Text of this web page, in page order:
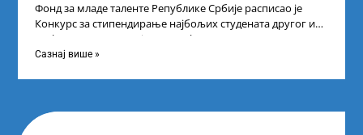
Фонд за младе таленте Републике Србије расписао је
Конкурс за стипендирање најбољих студената другог и
трећег степена студија на водећим
Сазнај више »